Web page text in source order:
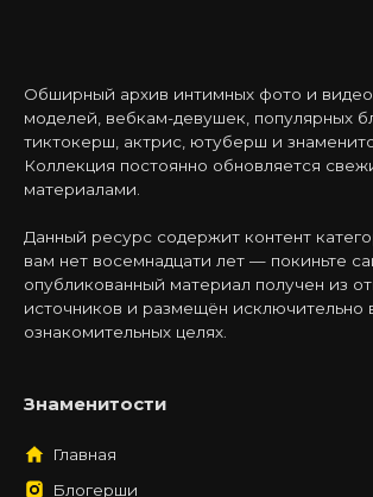
Обширный архив интимных фото и
моделей, вебкам-девушек, популярных
тиктокерш, актрис, ютуберш и
Коллекция постоянно обновляется
материалами.
Данный ресурс содержит контент
вам нет восемнадцати лет — покиньте
опубликованный материал получен из
источников и размещён исключительно
ознакомительных целях.
Знаменитости
Главная
Блогерши